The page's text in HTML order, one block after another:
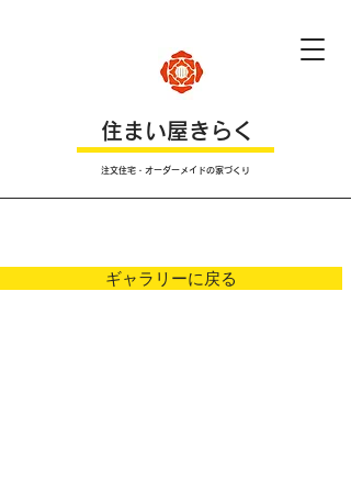
​住まい屋きらく
注文住宅・オーダーメイドの家づくり
ギャラリーに戻る